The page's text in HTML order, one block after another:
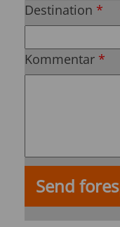
Destination *
Kommentar *